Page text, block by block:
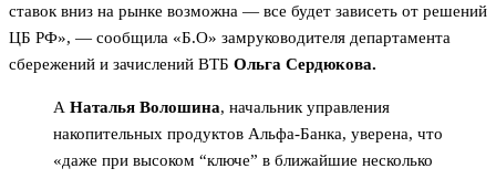
ставок вниз на рынке возможна — все будет зависеть от решений
ЦБ РФ», — сообщила «Б.О» замруководителя департамента
сбережений и зачислений ВТБ Ольга Сердюкова.
А Наталья Волошина, начальник управления
накопительных продуктов Альфа-Банка, уверена, что
«даже при высоком “ключе” в ближайшие несколько